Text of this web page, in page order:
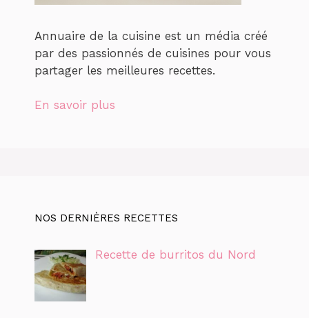
Annuaire de la cuisine est un média créé
par des passionnés de cuisines pour vous
partager les meilleures recettes.
En savoir plus
NOS DERNIÈRES RECETTES
Recette de burritos du Nord